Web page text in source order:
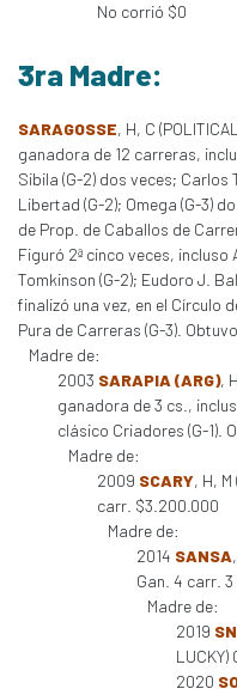
No corrió $0
3ra Madre:
SARAGOSSE, H, C
ganadora de 12 carreras,
Sibila (G-2) dos veces; Carlos
Libertad (G-2); Omega (G-3)
de Prop. de Caballos de
Figuró 2ª cinco veces, incluso
Tomkinson (G-2); Eudoro J.
finalizó una vez, en el Círculo
Pura de Carreras (G-3).
Madre de:
2003 SARAPIA (ARG),
ganadora de 3 cs.,
clásico Criadores (G-1).
Madre de:
2009 SCARY, H, M
carr. $3.200.000
Madre de:
2014 SANSA
Gan. 4 carr.
Madre de:
2019
2020